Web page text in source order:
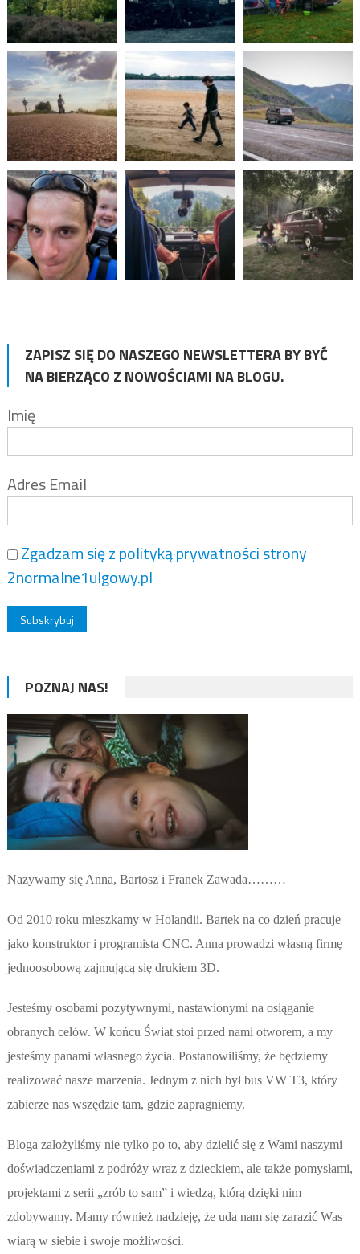
ZAPISZ SIĘ DO NASZEGO NEWSLETTERA BY BYĆ
NA BIERZĄCO Z NOWOŚCIAMI NA BLOGU.
Imię
Adres Email
Zgadzam się z polityką prywatności strony
2normalne1ulgowy.pl
POZNAJ NAS!
Nazywamy się Anna, Bartosz i Franek Zawada………
Od 2010 roku mieszkamy w Holandii. Bartek na co dzień pracuje
jako konstruktor i programista CNC. Anna prowadzi własną firmę
jednoosobową zajmującą się drukiem 3D.
Jesteśmy osobami pozytywnymi, nastawionymi na osiąganie
obranych celów. W końcu Świat stoi przed nami otworem, a my
jesteśmy panami własnego życia. Postanowiliśmy, że będziemy
realizować nasze marzenia. Jednym z nich był bus VW T3, który
zabierze nas wszędzie tam, gdzie zapragniemy.
Bloga założyliśmy nie tylko po to, aby dzielić się z Wami naszymi
doświadczeniami z podróży wraz z dzieckiem, ale także pomysłami,
projektami z serii „zrób to sam” i wiedzą, którą dzięki nim
zdobywamy. Mamy również nadzieję, że uda nam się zarazić Was
wiarą w siebie i swoje możliwości.